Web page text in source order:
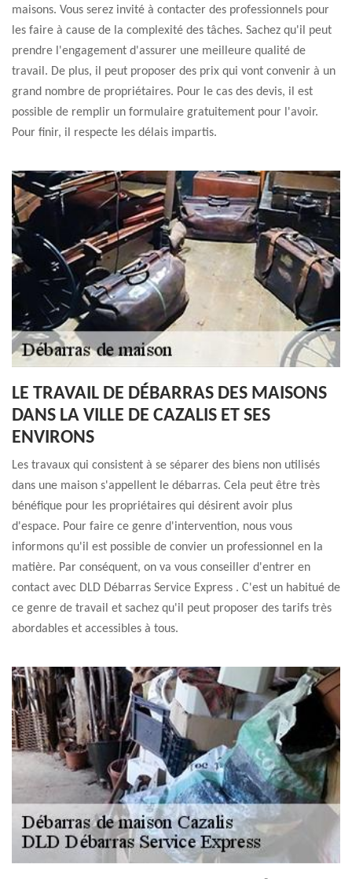
maisons. Vous serez invité à contacter des professionnels pour
les faire à cause de la complexité des tâches. Sachez qu'il peut
prendre l'engagement d'assurer une meilleure qualité de
travail. De plus, il peut proposer des prix qui vont convenir à un
grand nombre de propriétaires. Pour le cas des devis, il est
possible de remplir un formulaire gratuitement pour l'avoir.
Pour finir, il respecte les délais impartis.
LE TRAVAIL DE DÉBARRAS DES MAISONS
DANS LA VILLE DE CAZALIS ET SES
ENVIRONS
Les travaux qui consistent à se séparer des biens non utilisés
dans une maison s'appellent le débarras. Cela peut être très
bénéfique pour les propriétaires qui désirent avoir plus
d'espace. Pour faire ce genre d'intervention, nous vous
informons qu'il est possible de convier un professionnel en la
matière. Par conséquent, on va vous conseiller d'entrer en
contact avec DLD Débarras Service Express . C'est un habitué de
ce genre de travail et sachez qu'il peut proposer des tarifs très
abordables et accessibles à tous.